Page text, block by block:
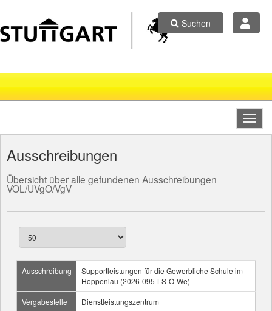
Suchen
Ausschreibungen
Übersicht über alle gefundenen Ausschreibungen
VOL/UVgO/VgV
Ausschreibung
Supportleistungen für die Gewerbliche Schule im
Hoppenlau (2026-095-LS-Ö-We)
Vergabestelle
Dienstleistungszentrum